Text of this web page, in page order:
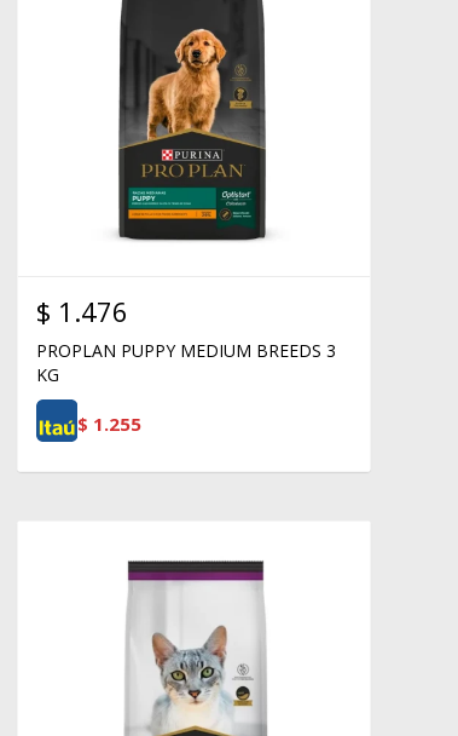
$ 1.476
PROPLAN PUPPY MEDIUM BREEDS 3
KG
$ 1.255